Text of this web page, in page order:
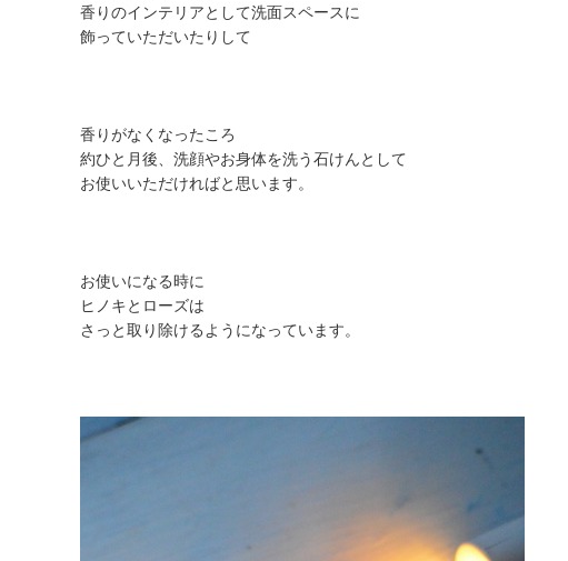
香りのインテリアとして洗面スペースに
飾っていただいたりして
香りがなくなったころ
約ひと月後、洗顔やお身体を洗う石けんとして
お使いいただければと思います。
お使いになる時に
ヒノキとローズは
さっと取り除けるようになっています。